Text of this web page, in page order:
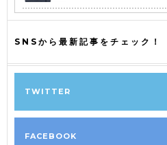
SNSから最新記事をチェック！
TWITTER
FACEBOOK